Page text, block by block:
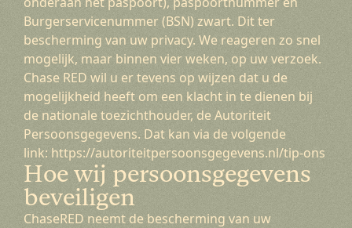
Burgerservicenummer (BSN) zwart. Dit ter
bescherming van uw privacy. We reageren zo snel
mogelijk, maar binnen vier weken, op uw verzoek.
Chase RED wil u er tevens op wijzen dat u de
mogelijkheid heeft om een klacht in te dienen bij
de nationale toezichthouder, de Autoriteit
Persoonsgegevens. Dat kan via de volgende
link: https://autoriteitpersoonsgegevens.nl/tip-ons
Hoe wij persoonsgegevens
beveiligen
ChaseRED neemt de bescherming van uw